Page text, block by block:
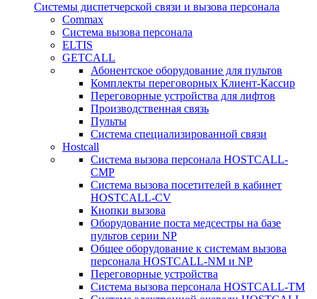
Системы диспетчерской связи и вызова персонала
Commax
Cистема вызова персонала
ELTIS
GETCALL
Абонентское оборудование для пультов
Комплекты переговорных Клиент-Кассир
Переговорные устройства для лифтов
Производственная связь
Пульты
Система специализированной связи
Hostcall
Cистема вызова персонала HOSTCALL-
CMP
Cистема вызова посетителей в кабинет
HOSTCALL-CV
Кнопки вызова
Оборудование поста медсестры на базе
пультов серии NP
Общее оборудование к системам вызова
персонала HOSTCALL-NM и NP
Переговорные устройства
Система вызова персонала HOSTCALL-TM